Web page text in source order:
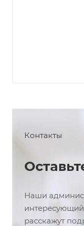
Контакты
Наши
интересующий
расскажут